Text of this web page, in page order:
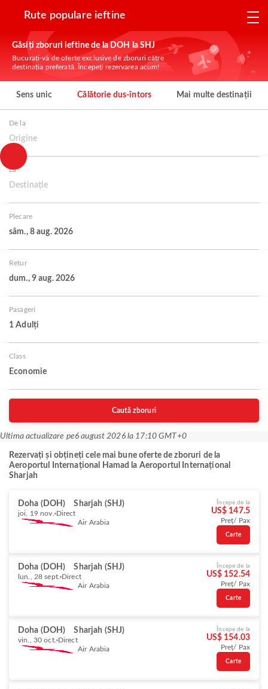
Rute populare ieftine
Găsiți zboruri ieftine de la DOH la SHJ
Bucurați-vă de oferte exclusive de zboruri către
destinația preferată. Începeți rezervarea acum!
Sens unic Călătorie dus-întors Mai multe destinații
De la
Origine
La
Destinație
Plecare
sâm., 8 aug. 2026
Retur
dum., 9 aug. 2026
Pasageri
1 Adulți
Class
Economie
Caută zboruri
Ultima actualizare pe6 august 2026 la 17:10 GMT+0
Rezervați și obțineți cele mai bune oferte de zboruri de la
Aeroportul Internațional Hamad la Aeroportul Internațional
Sharjah
Doha (DOH) Sharjah (SHJ)
joi, 19 nov. Direct
Air Arabia
Începe de la
US$ 147.5
Preț/ Pax
Carte
Doha (DOH) Sharjah (SHJ)
lun., 28 sept. Direct
Air Arabia
Începe de la
US$ 152.54
Preț/ Pax
Carte
Doha (DOH) Sharjah (SHJ)
vin., 30 oct. Direct
Air Arabia
Începe de la
US$ 154.03
Preț/ Pax
Carte